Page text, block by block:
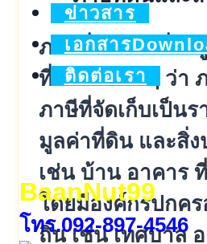
ข่าวสาร
เอกสาร
ติดต่อเรา
BaanNut99
โทร.092-897-4546
ภาษีที่ดินและสิ่งป
ที่เรียกกันย่อๆ ว่า
ภาษีที่จัดเก็บเป็นร
มูลค่าที่ดิน และสิ่ง
เช่น บ้าน อาคาร
โดยมีองค์กรปกค
ถิ่น เช่น เทศบาล